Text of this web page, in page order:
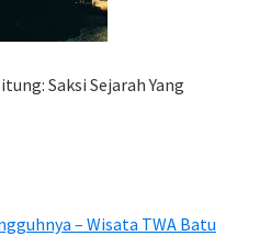
Saksi Sejarah Yang
– Wisata TWA Batu